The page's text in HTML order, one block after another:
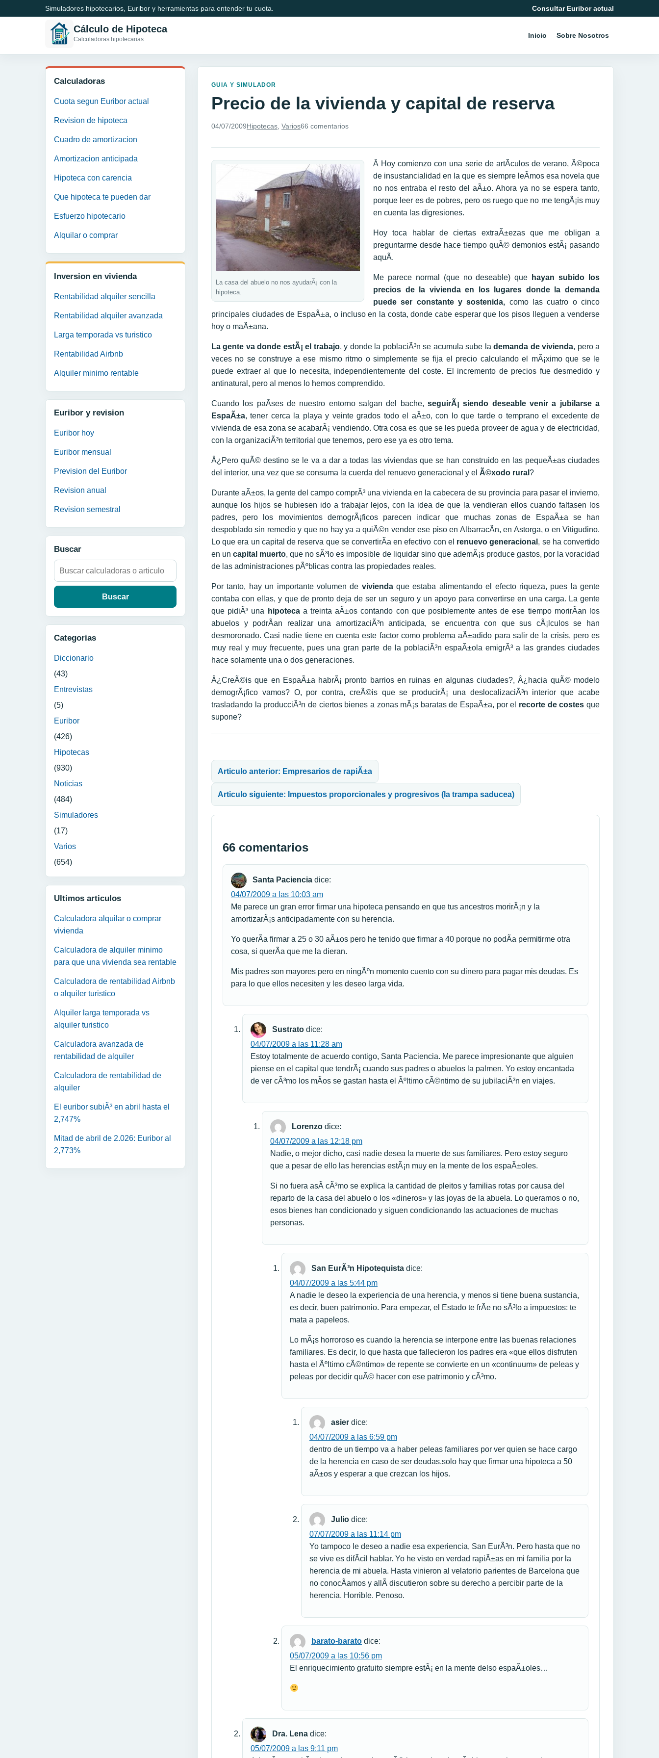
Simuladores hipotecarios, Euribor y herramientas para entender tu cuota. Consultar Euribor actual
Cálculo de Hipoteca
Calculadoras hipotecarias Inicio Sobre Nosotros
Calculadoras
Cuota segun Euribor actual
Revision de hipoteca
Cuadro de amortizacion
Amortizacion anticipada
Hipoteca con carencia
Que hipoteca te pueden dar
Esfuerzo hipotecario
Alquilar o comprar
Inversion en vivienda
Rentabilidad alquiler sencilla
Rentabilidad alquiler avanzada
Larga temporada vs turistico
Rentabilidad Airbnb
Alquiler minimo rentable
Euribor y revision
Euribor hoy
Euribor mensual
Prevision del Euribor
Revision anual
Revision semestral
Buscar
Buscar:
Categorias
Diccionario
(43)
Entrevistas
(5)
Euribor
(426)
Hipotecas
(930)
Noticias
(484)
Simuladores
(17)
Varios
(654)
Ultimos articulos
Calculadora alquilar o comprar
vivienda
Calculadora de alquiler minimo
para que una vivienda sea rentable
Calculadora de rentabilidad Airbnb
o alquiler turistico
Alquiler larga temporada vs
alquiler turistico
Calculadora avanzada de
rentabilidad de alquiler
Calculadora de rentabilidad de
alquiler
El euribor subiÃ³ en abril hasta el
2,747%
Mitad de abril de 2.026: Euribor al
2,773%
GUIA Y SIMULADOR
Precio de la vivienda y capital de reserva
04/07/2009Hipotecas Varios66 comentarios
La casa del abuelo no nos ayudarÃ¡ con la
hipoteca.
Â Hoy comienzo con una serie de artÃ­culos de verano, Ã©poca
de insustancialidad en la que es siempre leÃ­mos esa novela que
no nos entraba el resto del aÃ±o. Ahora ya no se espera tanto,
porque leer es de pobres, pero os ruego que no me tengÃ¡is muy
en cuenta las digresiones.
Hoy toca hablar de ciertas extraÃ±ezas que me obligan a
preguntarme desde hace tiempo quÃ© demonios estÃ¡ pasando
aquÃ­.
Me parece normal (que no deseable) que
hayan subido los
precios de la vivienda en los lugares donde la demanda
puede ser constante y sostenida, como las cuatro o cinco
principales ciudades de EspaÃ±a, o incluso en la costa, donde cabe esperar que los pisos lleguen a venderse
hoy o maÃ±ana.
La gente va donde estÃ¡ el trabajo, y donde la poblaciÃ³n se acumula sube lademanda de vivienda, pero a
veces no se construye a ese mismo ritmo o simplemente se fija el precio calculando el mÃ¡ximo que se le
puede extraer al que lo necesita, independientemente del coste. El incremento de precios fue desmedido y
antinatural, pero al menos lo hemos comprendido.
Cuando los paÃ­ses de nuestro entorno salgan del bache, seguirÃ¡ siendo deseable venir a jubilarse a
EspaÃ±a, tener cerca la playa y veinte grados todo el aÃ±o, con lo que tarde o temprano el excedente de
vivienda de esa zona se acabarÃ¡ vendiendo. Otra cosa es que se les pueda proveer de agua y de electricidad,
con la organizaciÃ³n territorial que tenemos, pero ese ya es otro tema.
Â¿Pero quÃ© destino se le va a dar a todas las viviendas que se han construido en las pequeÃ±as ciudades
del interior, una vez que se consuma la cuerda del renuevo generacional y el Ã©xodo rural ?
Durante aÃ±os, la gente del campo comprÃ³ una vivienda en la cabecera de su provincia para pasar el invierno,
aunque los hijos se hubiesen ido a trabajar lejos, con la idea de que la vendieran ellos cuando faltasen los
padres, pero los movimientos demogrÃ¡ficos parecen indicar que muchas zonas de EspaÃ±a se han
despoblado sin remedio y que no hay ya a quiÃ©n vender ese piso en AlbarracÃ­n, en Astorga, o en Vitigudino.
Lo que era un capital de reserva que se convertirÃ­a en efectivo con el renuevo generacional , se ha convertido
en uncapital muerto, que no sÃ³lo es imposible de liquidar sino que ademÃ¡s produce gastos, por la voracidad
de las administraciones pÃºblicas contra las propiedades reales.
Por tanto, hay un importante volumen de viviendaque estaba alimentando el efecto riqueza, pues la gente
contaba con ellas, y que de pronto deja de ser un seguro y un apoyo para convertirse en una carga. La gente
que pidiÃ³ una hipotecaa treinta aÃ±os contando con que posiblemente antes de ese tiempo morirÃ­an los
abuelos y podrÃ­an realizar una amortizaciÃ³n anticipada, se encuentra con que sus cÃ¡lculos se han
desmoronado. Casi nadie tiene en cuenta este factor como problema aÃ±adido para salir de la crisis, pero es
muy real y muy frecuente, pues una gran parte de la poblaciÃ³n espaÃ±ola emigrÃ³ a las grandes ciudades
hace solamente una o dos generaciones.
Â¿CreÃ©is que en EspaÃ±a habrÃ¡ pronto barrios en ruinas en algunas ciudades?, Â¿hacia quÃ© modelo
demogrÃ¡fico vamos? O, por contra, creÃ©is que se producirÃ¡ una deslocalizaciÃ³n interior que acabe
trasladando la producciÃ³n de ciertos bienes a zonas mÃ¡s baratas de EspaÃ±a, por el recorte de costes que
supone?
Articulo anterior: Empresarios de rapiÃ±a
Articulo siguiente: Impuestos proporcionales y progresivos (la trampa saducea)
66 comentarios
Santa Paciencia dice:
04/07/2009 a las 10:03 am
Me parece un gran error firmar una hipoteca pensando en que tus ancestros morirÃ¡n y la
amortizarÃ¡s anticipadamente con su herencia.
Yo querÃ­a firmar a 25 o 30 aÃ±os pero he tenido que firmar a 40 porque no podÃ­a permitirme otra
cosa, si querÃ­a que me la dieran.
Mis padres son mayores pero en ningÃºn momento cuento con su dinero para pagar mis deudas. Es
para lo que ellos necesiten y les deseo larga vida.
Sustrato dice:
04/07/2009 a las 11:28 am
Estoy totalmente de acuerdo contigo, Santa Paciencia. Me parece impresionante que alguien
piense en el capital que tendrÃ¡ cuando sus padres o abuelos la palmen. Yo estoy encantada
de ver cÃ³mo los mÃ­os se gastan hasta el Ãºltimo cÃ©ntimo de su jubilaciÃ³n en viajes.
Lorenzo dice:
04/07/2009 a las 12:18 pm
Nadie, o mejor dicho, casi nadie desea la muerte de sus familiares. Pero estoy seguro
que a pesar de ello las herencias estÃ¡n muy en la mente de los espaÃ±oles.
Si no fuera asÃ­ cÃ³mo se explica la cantidad de pleitos y familias rotas por causa del
reparto de la casa del abuelo o los «dineros» y las joyas de la abuela. Lo queramos o no,
esos bienes han condicionado y siguen condicionando las actuaciones de muchas
personas.
San EurÃ³n Hipotequista dice:
04/07/2009 a las 5:44 pm
A nadie le deseo la experiencia de una herencia, y menos si tiene buena sustancia,
es decir, buen patrimonio. Para empezar, el Estado te frÃ­e no sÃ³lo a impuestos: te
mata a papeleos.
Lo mÃ¡s horroroso es cuando la herencia se interpone entre las buenas relaciones
familiares. Es decir, lo que hasta que fallecieron los padres era «que ellos disfruten
hasta el Ãºltimo cÃ©ntimo» de repente se convierte en un «continuum» de peleas y
peleas por decidir quÃ© hacer con ese patrimonio y cÃ³mo.
asier dice:
04/07/2009 a las 6:59 pm
dentro de un tiempo va a haber peleas familiares por ver quien se hace cargo
de la herencia en caso de ser deudas.solo hay que firmar una hipoteca a 50
aÃ±os y esperar a que crezcan los hijos.
Julio dice:
07/07/2009 a las 11:14 pm
Yo tampoco le deseo a nadie esa experiencia, San EurÃ³n. Pero hasta que no
se vive es difÃ­cil hablar. Yo he visto en verdad rapiÃ±as en mi familia por la
herencia de mi abuela. Hasta vinieron al velatorio parientes de Barcelona que
no conocÃ­amos y allÃ­ discutieron sobre su derecho a percibir parte de la
herencia. Horrible. Penoso.
barato-barato dice:
05/07/2009 a las 10:56 pm
El enriquecimiento gratuito siempre estÃ¡ en la mente delso espaÃ±oles…
Dra. Lena dice:
05/07/2009 a las 9:11 pm